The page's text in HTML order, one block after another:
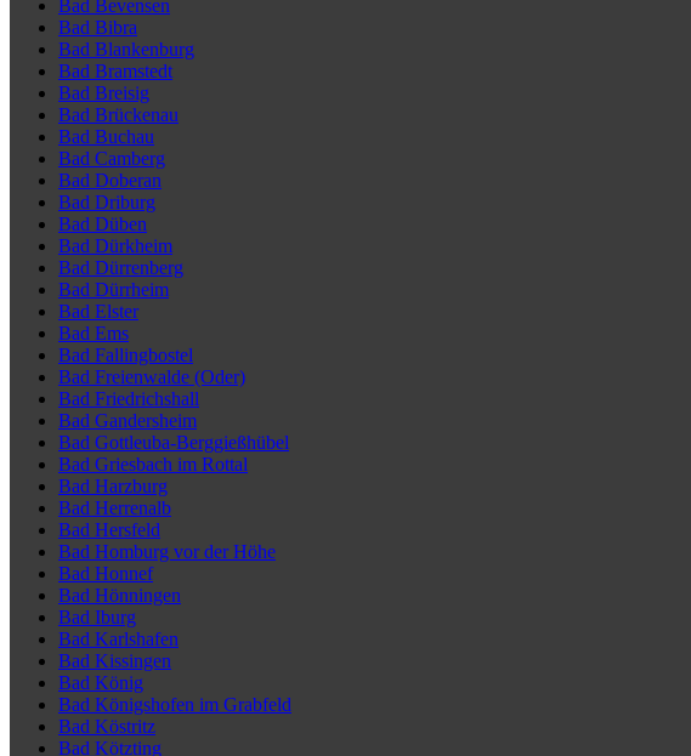
Bad Bevensen
Bad Bibra
Bad Blankenburg
Bad Bramstedt
Bad Breisig
Bad Brückenau
Bad Buchau
Bad Camberg
Bad Doberan
Bad Driburg
Bad Düben
Bad Dürkheim
Bad Dürrenberg
Bad Dürrheim
Bad Elster
Bad Ems
Bad Fallingbostel
Bad Freienwalde (Oder)
Bad Friedrichshall
Bad Gandersheim
Bad Gottleuba-Berggießhübel
Bad Griesbach im Rottal
Bad Harzburg
Bad Herrenalb
Bad Hersfeld
Bad Homburg vor der Höhe
Bad Honnef
Bad Hönningen
Bad Iburg
Bad Karlshafen
Bad Kissingen
Bad König
Bad Königshofen im Grabfeld
Bad Köstritz
Bad Kötzting